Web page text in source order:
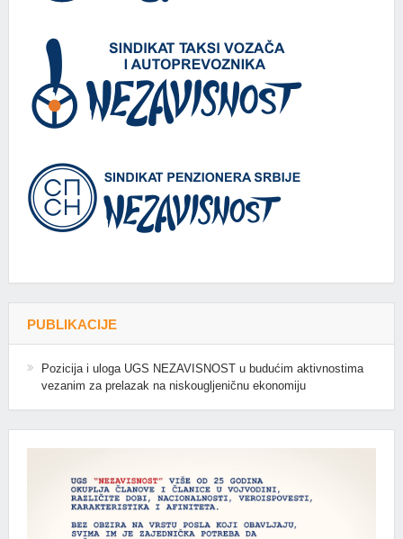
PUBLIKACIJE
Pozicija i uloga UGS NEZAVISNOST u budućim aktivnostima
vezanim za prelazak na niskougljeničnu ekonomiju